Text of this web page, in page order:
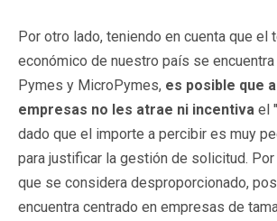
Por otro lado, teniendo en cuenta que el
económico de nuestro país se
Pymes y MicroPymes, es posible que
empresas no les atrae ni incentiva el
dado que el importe a percibir es muy
para justificar la gestión de solicitud.
que se considera desproporcionado,
encuentra centrado en empresas de